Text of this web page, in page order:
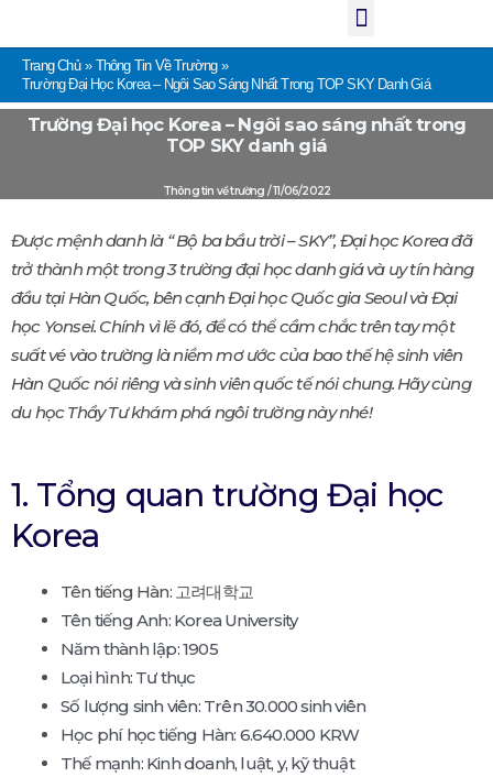
nội
dung
Menu
Trang Chủ
Thông Tin Về Trường
Trường Đại Học Korea – Ngôi Sao Sáng Nhất Trong TOP SKY Danh Giá
Trường Đại học Korea – Ngôi sao sáng nhất trong
TOP SKY danh giá
Thông tin về trường /11/06/2022
Được mệnh danh là “ Bộ ba bầu trời – SKY”, Đại học Korea đã
trở thành một trong 3 trường đại học danh giá và uy tín hàng
đầu tại Hàn Quốc, bên cạnh Đại học Quốc gia Seoul và Đại
học Yonsei. Chính vì lẽ đó, để có thể cầm chắc trên tay một
suất vé vào trường là niềm mơ ước của bao thế hệ sinh viên
Hàn Quốc nói riêng và sinh viên quốc tế nói chung. Hãy cùng
du học Thầy Tư khám phá ngôi trường này nhé!
1. Tổng quan trường Đại học
Korea
Tên tiếng Hàn: 고려대학교
Tên tiếng Anh: Korea University
Năm thành lập: 1905
Loại hình: Tư thục
Số lượng sinh viên: Trên 30.000 sinh viên
Học phí học tiếng Hàn: 6.640.000 KRW
Thế mạnh: Kinh doanh, luật, y, kỹ thuật